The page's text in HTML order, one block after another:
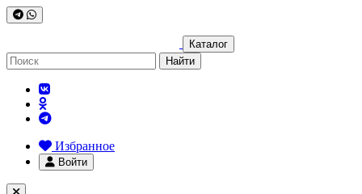
Каталог
Найти
Избранное
Войти